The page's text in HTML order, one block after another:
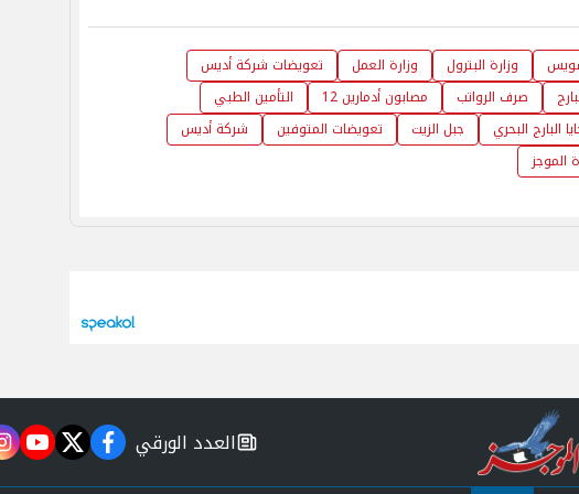
وزارة البترول وزارة العمل
تعويضات شركة أديس
صرف الرواتب مصابون أدمارين 12
التأمين الطبي
البارج البحري جبل الزيت تعويضات المتوفين
شركة أديس
الموجز
newspaper
العدد الورقي facebook
twitter